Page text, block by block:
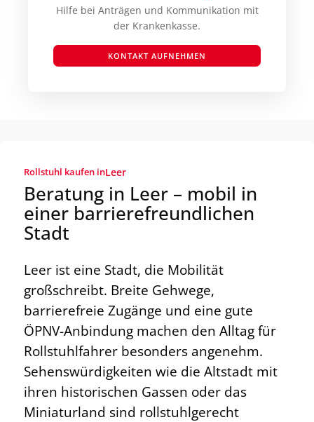
Hilfe bei Anträgen und Kommunikation mit
der Krankenkasse.
KONTAKT AUFNEHMEN
Rollstuhl kaufen inLeer
Beratung in Leer – mobil in
einer barrierefreundlichen
Stadt
Leer ist eine Stadt, die Mobilität
großschreibt. Breite Gehwege,
barrierefreie Zugänge und eine gute
ÖPNV-Anbindung machen den Alltag für
Rollstuhlfahrer besonders angenehm.
Sehenswürdigkeiten wie die Altstadt mit
ihren historischen Gassen oder das
Miniaturland sind rollstuhlgerecht